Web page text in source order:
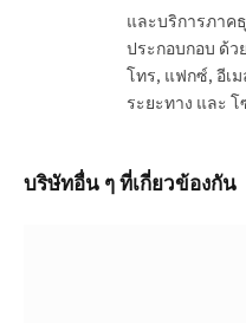
และบริการภาค
ประกอบกอบ ด้ว
โทร, แฟกซ์, อีเ
ระยะทาง และ โ
บริษัทอื่น ๆ ที่เกี่ยวข้องกัน